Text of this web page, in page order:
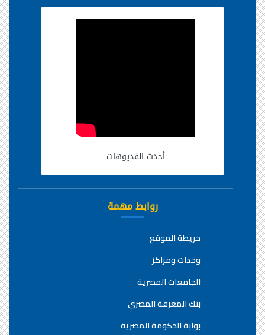
أحدث الفديوهات
روابط مهمة
خريطة الموقع
وحدات ومراكز
الجامعات المصرية
بنك المعرفة المصري
بوابة الحكومة المصرية